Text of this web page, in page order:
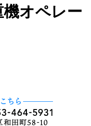
オペレー